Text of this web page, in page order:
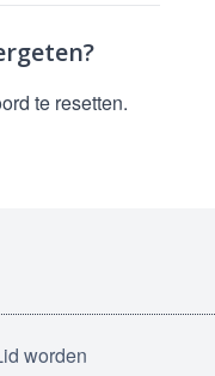
te resetten.
worden